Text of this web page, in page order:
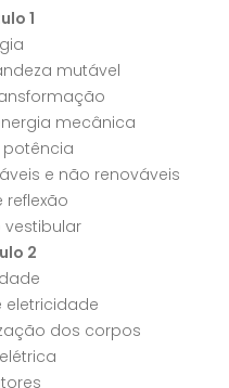
1
mutável
mecânica
potência
e não renováveis
reflexão
vestibular
2
eletricidade
dos corpos